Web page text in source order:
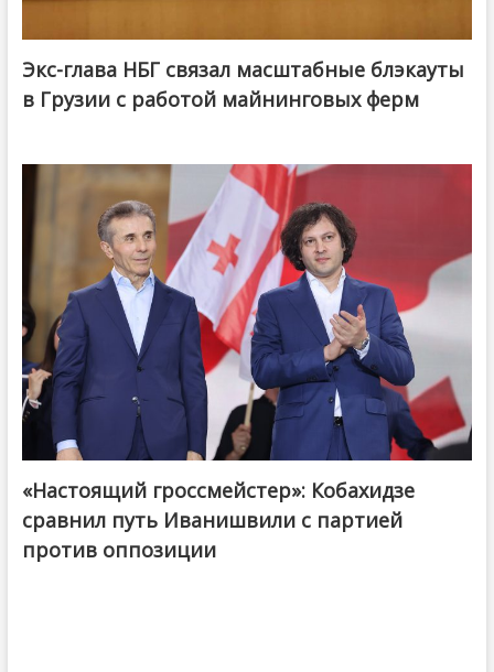
Экс-глава НБГ связал масштабные блэкауты
в Грузии с работой майнинговых ферм
@ქართული ოცნება / Georgian Dream
«Настоящий гроссмейстер»: Кобахидзе
сравнил путь Иванишвили с партией
против оппозиции